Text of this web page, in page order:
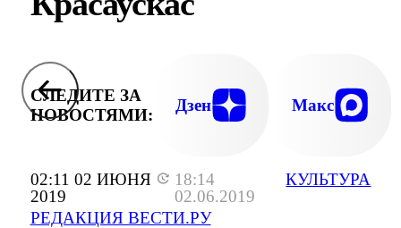
02:11 02 ИЮНЯ
2019
18:14
02.06.2019
РЕДАКЦИЯ ВЕСТИ.РУ
КУЛЬТУРА
СЛЕДИТЕ ЗА
НОВОСТЯМИ:
Дзен Макс